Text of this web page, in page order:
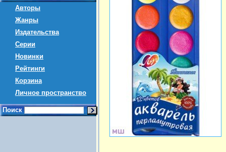
Авторы
Жанры
Издательства
Серии
Новинки
Рейтинги
Корзина
Личное пространство
Поиск